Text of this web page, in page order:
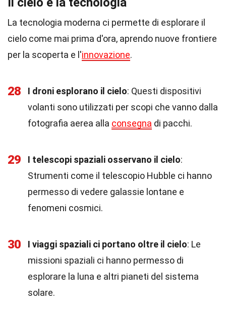
La tecnologia moderna ci permette di esplorare il
cielo come mai prima d'ora, aprendo nuove frontiere
per la scoperta e l'innovazione.
28 I droni esplorano il cielo: Questi dispositivi
volanti sono utilizzati per scopi che vanno dalla
fotografia aerea alla consegna di pacchi.
29 I telescopi spaziali osservano il cielo:
Strumenti come il telescopio Hubble ci hanno
permesso di vedere galassie lontane e
fenomeni cosmici.
30 I viaggi spaziali ci portano oltre il cielo: Le
missioni spaziali ci hanno permesso di
esplorare la luna e altri pianeti del sistema
solare.